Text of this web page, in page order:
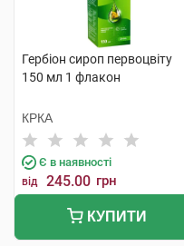
Гербіон сироп первоцвіту
150 мл 1 флакон
КРКА
Є в наявності
від 245.00 грн
КУПИТИ